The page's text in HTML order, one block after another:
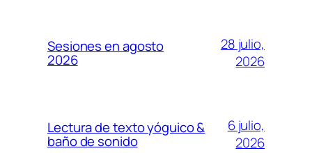
Sesiones en agosto
2026
28 julio,
2026
Lectura de texto yóguico &
baño de sonido
6 julio,
2026